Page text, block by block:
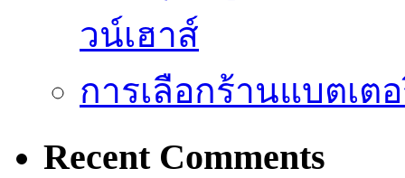
วน์เฮาส์
การเลือกร้านแบตเต
Recent Comments